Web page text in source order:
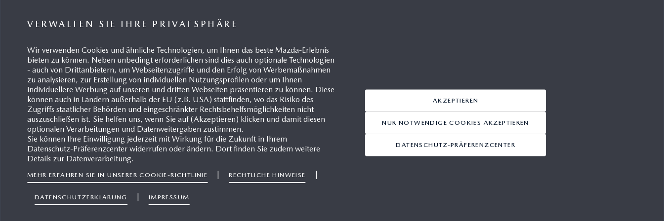
Jochen Münzinger
Direktor Presse- und Öffentlichkeits-
arbeit
+49(0)2173/943-220
+49(0)172/296 17 63
jmuenzinger@mazda.de
Mazda Motors Deutschland
Hitdorfer Straße 73
VERWALTEN SIE IHRE PRIVATSPHÄRE
Wir verwenden Cookies und ähnliche Technologien, um Ihnen das beste Mazda-Erlebnis
bieten zu können. Neben unbedingt erforderlichen sind dies auch optionale Technologien
- auch von Drittanbietern, um Webseitenzugriffe und den Erfolg von Werbemaßnahmen
zu analysieren, zur Erstellung von individuellen Nutzungsprofilen oder um Ihnen
individuellere Werbung auf unseren und dritten Webseiten präsentieren zu können. Diese
können auch in Ländern außerhalb der EU (z.B. USA) stattfinden, wo das Risiko des
Zugriffs staatlicher Behörden und eingeschränkter Rechtsbehelfsmöglichkeiten nicht
auszuschließen ist. Sie helfen uns, wenn Sie auf (Akzeptieren) klicken und damit diesen
optionalen Verarbeitungen und Datenweitergaben zustimmen.
Sie können Ihre Einwilligung jederzeit mit Wirkung für die Zukunft in Ihrem
Datenschutz-Präferenzcenter widerrufen oder ändern. Dort finden Sie zudem weitere
Details zur Datenverarbeitung.
MEHR ERFAHREN SIE IN UNSERER COOKIE-RICHTLINIE | RECHTLICHE HINWEISE |
DATENSCHUTZERKLÄRUNG | IMPRESSUM
DATENSCHUTZ-PRÄFERENZCENTER
NUR NOTWENDIGE COOKIES AKZEPTIEREN
AKZEPTIEREN